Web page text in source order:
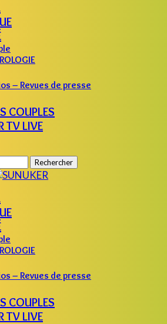
– Revues de presse
COUPLES
TV LIVE
– Revues de presse
COUPLES
TV LIVE